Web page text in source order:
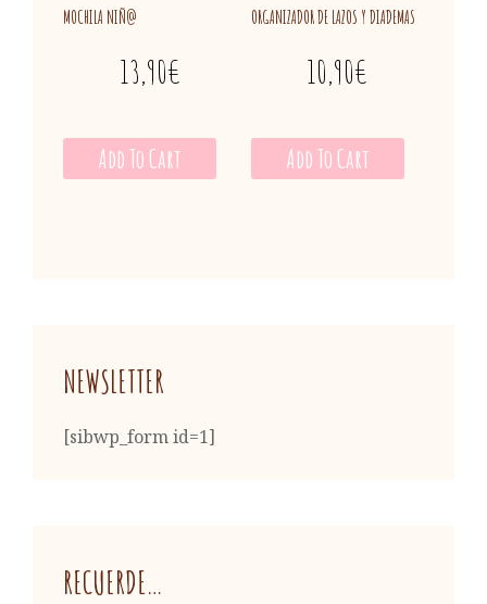
MOCHILA NIÑ@
13,90€
Add To Cart
ORGANIZADOR DE LAZOS Y DIADEMAS
10,90€
Add To Cart
NEWSLETTER
[sibwp_form id=1]
RECUERDE…